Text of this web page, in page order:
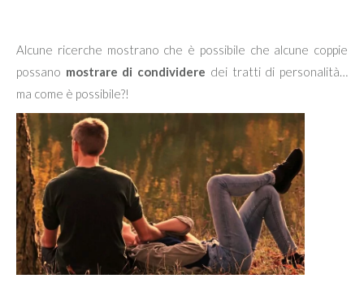
Alcune ricerche mostrano che è possibile che alcune coppie
possano mostrare di condividere dei tratti di personalità…
ma come è possibile?!